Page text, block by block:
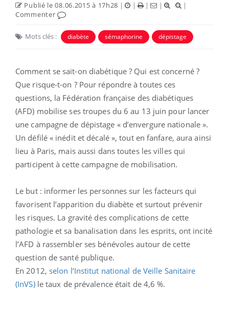
Publié le 08.06.2015 à 17h28 | | | |
|
Commenter
Mots clés : diabète sémaphorine dépistage
Comment se sait-on diabétique ? Qui est concerné ?
Que risque-t-on ? Pour répondre à toutes ces
questions, la Fédération française des diabétiques
(AFD) mobilise ses troupes du 6 au 13 juin pour lancer
une campagne de dépistage « d’envergure nationale ».
Un défilé « inédit et décalé », tout en fanfare, aura ainsi
lieu à Paris, mais aussi dans toutes les villes qui
participent à cette campagne de mobilisation.
Le but : informer les personnes sur les facteurs qui
favorisent l’apparition du diabète et surtout prévenir
les risques. La gravité des complications de cette
pathologie et sa banalisation dans les esprits, ont incité
l’AFD à rassembler ses bénévoles autour de cette
question de santé publique.
En 2012, selon l’Institut national de Veille Sanitaire
(InVS)le taux de prévalence était de 4,6 %.